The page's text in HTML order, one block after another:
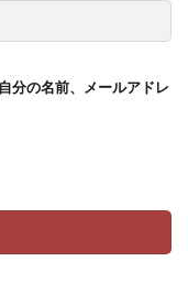
分の名前、メールアドレ